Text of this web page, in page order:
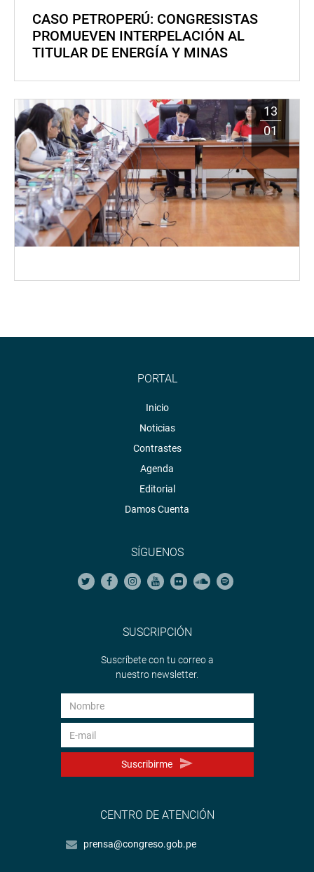
CASO PETROPERÚ: CONGRESISTAS
PROMUEVEN INTERPELACIÓN AL
TITULAR DE ENERGÍA Y MINAS
13
01
PORTAL
Inicio
Noticias
Contrastes
Agenda
Editorial
Damos Cuenta
SÍGUENOS
SUSCRIPCIÓN
Suscríbete con tu correo a
nuestro newsletter.
Suscribirme
CENTRO DE ATENCIÓN
prensa@congreso.gob.pe